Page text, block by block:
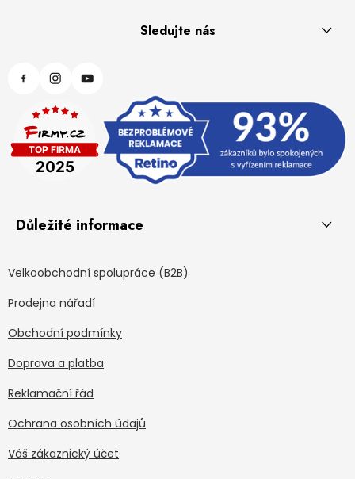
Sledujte nás
Důležité informace
Velkoobchodní spolupráce (B2B)
Prodejna nářadí
Obchodní podmínky
Doprava a platba
Reklamační řád
Ochrana osobních údajů
Váš zákaznický účet